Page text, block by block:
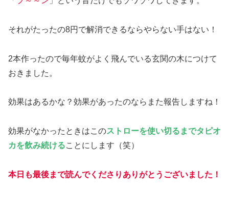
それがたったの8円で解消できるならやらない手はない！
2本作ったので毎年蚊がよく飛んでいる玄関の木につけて
おきました。
効果はあるかな？効果があったのならまた報告しますね！
効果がなかったときはこのストローを使い切るまでタピオ
カを飲み続けることにします（笑）
本日も最後まで読んでくださりありがとうございました！